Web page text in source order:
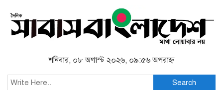
শনিবার, ০৮ অগাস্ট ২০২৬, ০৯:৫৬ অপরাহ্ন
Search